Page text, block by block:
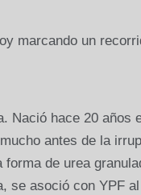
marcando un
Nació hace 20 años
antes de la
de urea
se asoció con YPF